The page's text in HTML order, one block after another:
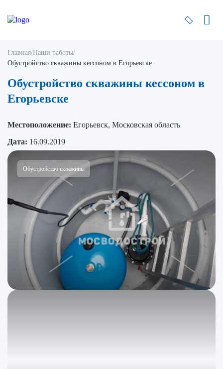
Главная/Наши работы/
Обустройство скважины кессоном в Егорьевске
Обустройство скважины кессоном в
Егорьевске
Местоположение: Егорьевск, Московская область
Дата: 16.09.2019
Обустройство скважины